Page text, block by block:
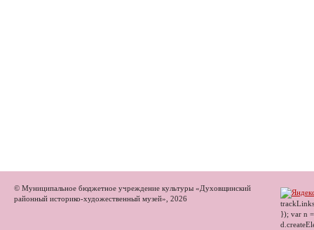
© Муниципальное бюджетное учреждение культуры «Духовщинский
районный историко-художественный музей», 2026
}); var n